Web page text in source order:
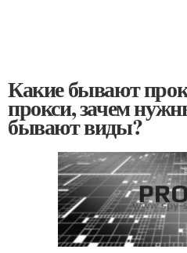
Какие бывают
прокси, зачем
бывают виды?